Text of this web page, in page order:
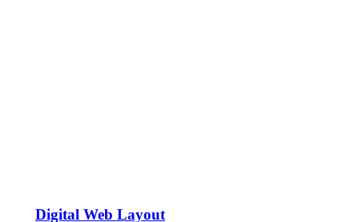
Digital Web Layout